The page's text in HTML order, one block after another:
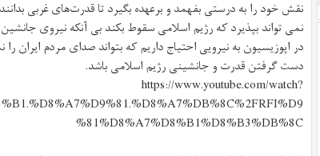
نقش خود را به درستی بفهمد و برعهده بگیرد تا قدرت‌های غربی
نمی تواند بپذیرد که رژیم اسلامی سقوط بکند بی آنکه نیروی
در اپوزیسیون به نیرویی احتیاج داریم که بتواند صدای مردم ایران
دست گرفتن قدرت و جانشینی رژیم اسلامی باشد.
https://www.youtube.com/watch?
%81%D8%A7%D8%B1%D8%B3%DB%8C